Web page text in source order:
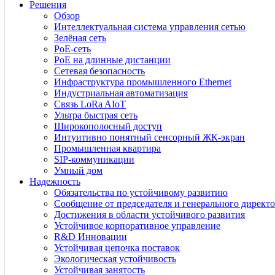
Решения
Обзор
Интеллектуальная система управления сетью
Зелёная сеть
PoE-сеть
PoE на длинные дистанции
Сетевая безопасность
Инфраструктура промышленного Ethernet
Индустриальная автоматизация
Связь LoRa AIoT
Ультра быстрая сеть
Широкополосный доступ
Интуитивно понятный сенсорный ЖК-экран
Промышленная квартира
SIP-коммуникации
Умный дом
Надежность
Обязательства по устойчивому развитию
Сообщение от председателя и генерального
Достижения в области устойчивого развития
Устойчивое корпоративное управление
R&D Инновации
Устойчивая цепочка поставок
Экологическая устойчивость
Устойчивая занятость